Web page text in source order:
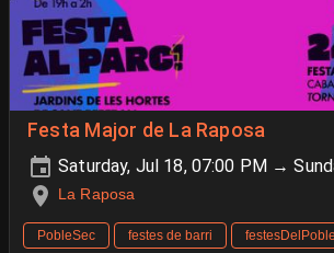
Festa Major de La Raposa
Saturday, Jul 18, 07:00 PM →
La Raposa
PobleSec festes de barri